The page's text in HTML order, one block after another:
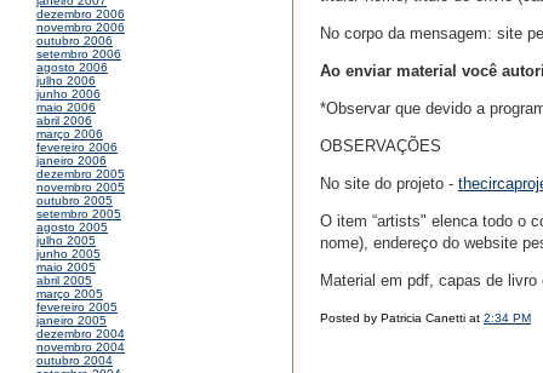
dezembro 2006
novembro 2006
outubro 2006
setembro 2006
agosto 2006
julho 2006
junho 2006
maio 2006
abril 2006
março 2006
fevereiro 2006
janeiro 2006
dezembro 2005
novembro 2005
outubro 2005
setembro 2005
agosto 2005
julho 2005
junho 2005
maio 2005
abril 2005
março 2005
fevereiro 2005
janeiro 2005
dezembro 2004
novembro 2004
outubro 2004
No corpo da mensagem: site
Ao enviar material você
*Observar que devido a
OBSERVAÇÕES
No site do projeto -
O item “artists" elenca todo o
nome), endereço do website
Material em pdf, capas de
Posted by Patricia Canetti at 2:34 PM